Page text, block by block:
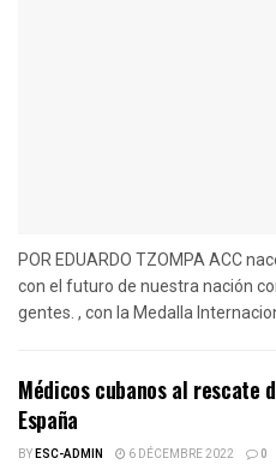
POR EDUARDO TZOMPA ACC
con el futuro de nuestra nación
gentes. , con la Medalla
Médicos cubanos al rescate
España
BYESC-ADMIN 6 DÉCEMBRE 2022 0